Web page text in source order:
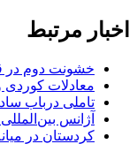
اخبار مرتبط
خشونت دوم در
معادلات کوردی
تاملی درباب
آژانس
کردستان در